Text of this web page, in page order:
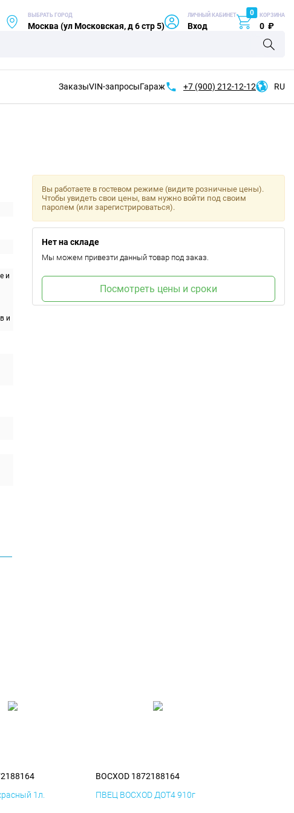
ВЫБРАТЬ ГОРОД
Москва (ул Московская, д 6 стр 5)
ЛИЧНЫЙ КАБИНЕТ
Вход
0 КОРЗИНА
0 ₽
ЗаказыVIN-запросыГараж +7 (900) 212-12-12 RU
и
и
Вы работаете в гостевом режиме (видите розничные цены).
Чтобы увидеть свои цены, вам нужно войти под своим
паролем (или зарегистрироваться).
Нет на складе
Мы можем привезти данный товар под заказ.
Посмотреть цены и сроки
1л.
BOCXOD 1872188164
ПВЕЦ BOCXOD ДОТ4 910г